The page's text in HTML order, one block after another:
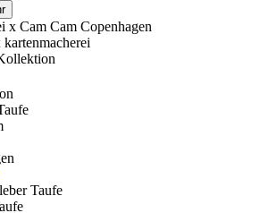
x Cam Cam Copenhagen
kartenmacherei
Taufe